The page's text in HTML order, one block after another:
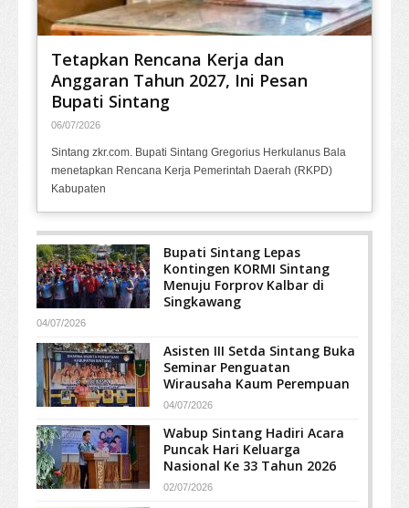
Tetapkan Rencana Kerja dan
Anggaran Tahun 2027, Ini Pesan
Bupati Sintang
06/07/2026
Sintang zkr.com. Bupati Sintang Gregorius Herkulanus Bala
menetapkan Rencana Kerja Pemerintah Daerah (RKPD)
Kabupaten
Bupati Sintang Lepas
Kontingen KORMI Sintang
Menuju Forprov Kalbar di
Singkawang
04/07/2026
Asisten III Setda Sintang Buka
Seminar Penguatan
Wirausaha Kaum Perempuan
04/07/2026
Wabup Sintang Hadiri Acara
Puncak Hari Keluarga
Nasional Ke 33 Tahun 2026
02/07/2026